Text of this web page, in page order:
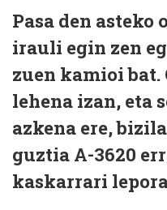
Pasa den
irauli egin zen
zuen kamioi bat.
lehena izan, eta
azkena ere,
guztia A-3620
kaskarrari